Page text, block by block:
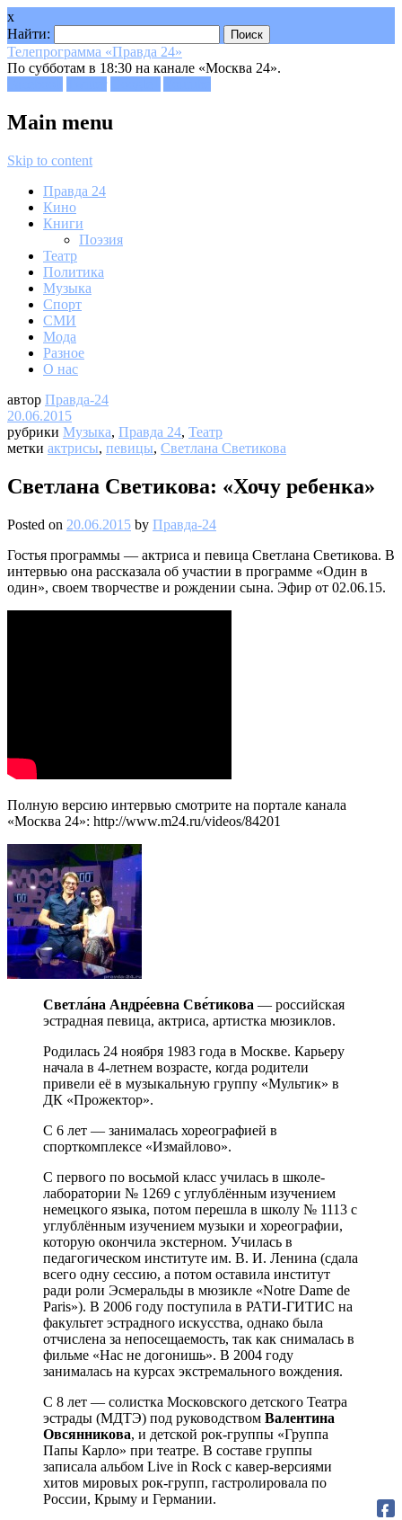
x
Найти:
Телепрограмма «Правда 24»
По субботам в 18:30 на канале «Москва 24».
Main menu
Skip to content
Правда 24
Кино
Книги
Поэзия
Театр
Политика
Музыка
Спорт
СМИ
Мода
Разное
О нас
автор Правда-24
20.06.2015
рубрики Музыка, Правда 24, Театр
метки актрисы, певицы, Светлана Светикова
Светлана Светикова: «Хочу ребенка»
Posted on 20.06.2015 by Правда-24
Гостья программы — актриса и певица Светлана Светикова. В
интервью она рассказала об участии в программе «Один в
один», своем творчестве и рождении сына. Эфир от 02.06.15.
Полную версию интервью смотрите на портале канала
«Москва 24»: http://www.m24.ru/videos/84201
Светла́на Андре́евна Све́тикова — российская
эстрадная певица, актриса, артистка мюзиклов.
Родилась 24 ноября 1983 года в Москве. Карьеру
начала в 4-летнем возрасте, когда родители
привели её в музыкальную группу «Мультик» в
ДК «Прожектор».
С 6 лет — занималась хореографией в
спорткомплексе «Измайлово».
С первого по восьмой класс училась в школе-
лаборатории № 1269 с углублённым изучением
немецкого языка, потом перешла в школу № 1113 с
углублённым изучением музыки и хореографии,
которую окончила экстерном. Училась в
педагогическом институте им. В. И. Ленина (сдала
всего одну сессию, а потом оставила институт
ради роли Эсмеральды в мюзикле «Notre Dame de
Paris»). В 2006 году поступила в РАТИ-ГИТИС на
факультет эстрадного искусства, однако была
отчислена за непосещаемость, так как снималась в
фильме «Нас не догонишь». В 2004 году
занималась на курсах экстремального вождения.
С 8 лет — солистка Московского детского Театра
эстрады (МДТЭ) под руководством Валентина
Овсянникова, и детской рок-группы «Группа
Папы Карло» при театре. В составе группы
записала альбом Live in Rock с кавер-версиями
хитов мировых рок-групп, гастролировала по
России, Крыму и Германии.